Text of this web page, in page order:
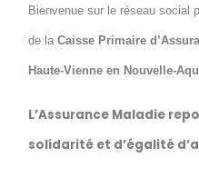
Bienvenue sur le réseau social
de la Caisse Primaire
Haute-Vienne en Nouvelle-
L’Assurance Maladie
solidarité et d’égalité